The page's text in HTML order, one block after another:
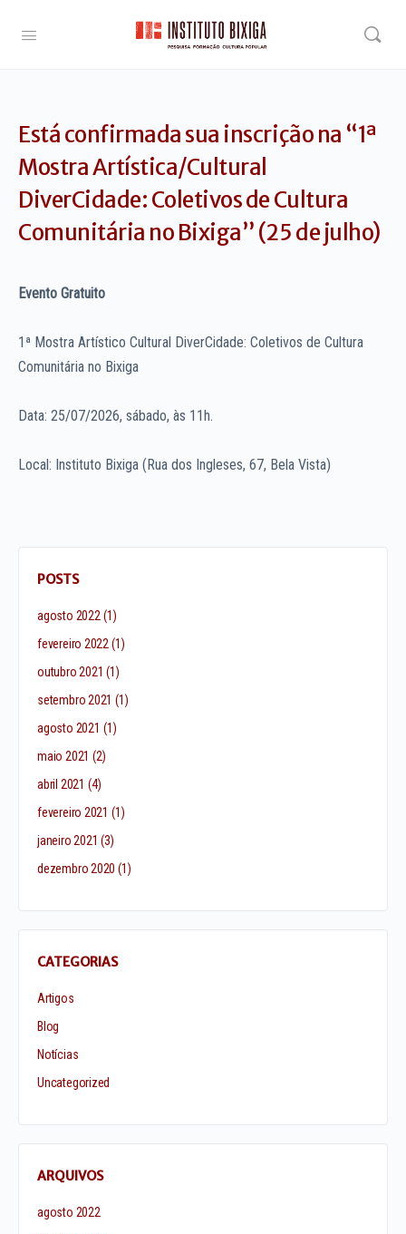
Está confirmada sua inscrição na “1ª
Mostra Artística/Cultural
DiverCidade: Coletivos de Cultura
Comunitária no Bixiga” (25 de julho)
Evento Gratuito
1ª Mostra Artístico Cultural DiverCidade: Coletivos de Cultura
Comunitária no Bixiga
Data: 25/07/2026, sábado, às 11h.
Local: Instituto Bixiga (Rua dos Ingleses, 67, Bela Vista)
POSTS
agosto 2022 (1)
fevereiro 2022 (1)
outubro 2021 (1)
setembro 2021 (1)
agosto 2021 (1)
maio 2021 (2)
abril 2021 (4)
fevereiro 2021 (1)
janeiro 2021 (3)
dezembro 2020 (1)
CATEGORIAS
Artigos
Blog
Notícias
Uncategorized
ARQUIVOS
agosto 2022